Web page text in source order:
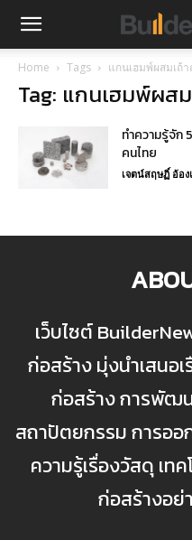
Home Tags แกนเฮมพ์ผสมเถ้
Tag: แกนเฮมพ์ผส
ทำความรู้จัก
คนไทย
เจตน์สฤษฏิ์ อ้อ
เว็บไซต์
ก่อสร้าง มุ่งนำเสนอ
ก่อสร้าง การพัฒ
สถาปัตยกรรม การอ
ความรู้เรื่องวัสดุ เท
ก่อสร้างอย่